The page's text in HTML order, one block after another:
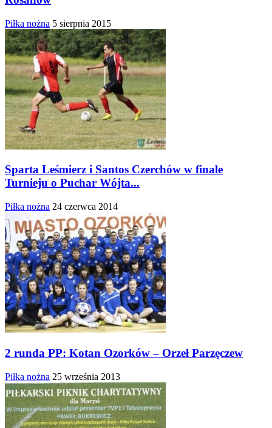
Piłka nożna 5 sierpnia 2015
Sparta Leśmierz i Santos Czerchów w finale
Turnieju o Puchar Wójta...
Piłka nożna 24 czerwca 2014
2 runda PP: Kotan Ozorków – Orzeł Parzęczew
Piłka nożna 25 września 2013